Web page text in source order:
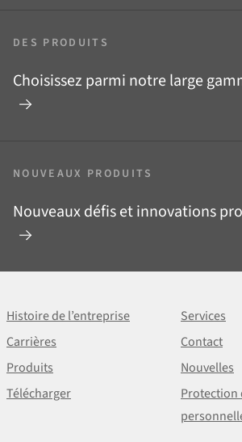
DES PRODUITS
Choisissez parmi notre large
NOUVEAUX PRODUITS
Nouveaux défis et innovations
Histoire de l’entreprise
Services
Carrières
Contact
Produits
Nouvelles
Télécharger
Protection